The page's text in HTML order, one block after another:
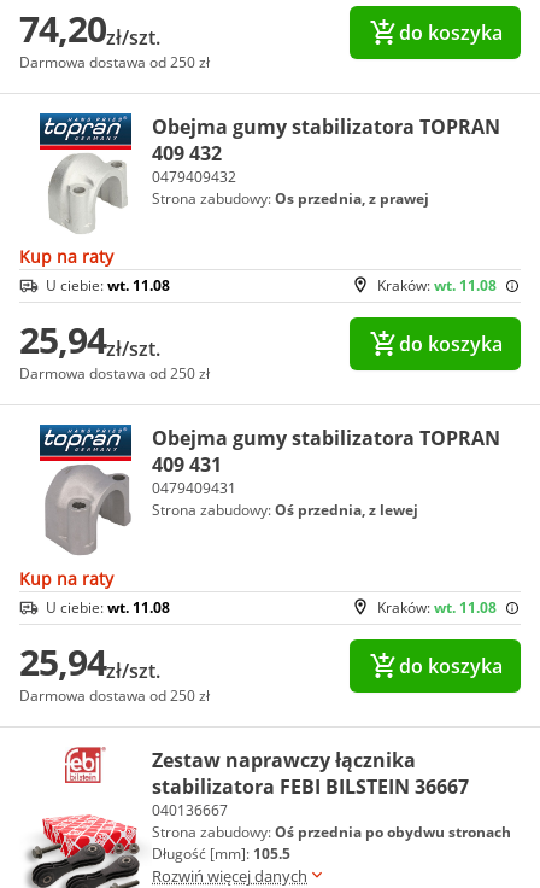
74,20zł/szt.
Darmowa dostawa od 250 zł
do koszyka
Obejma gumy stabilizatora TOPRAN
409 432
0479409432
Strona zabudowy:Os przednia, z prawej
Kup na raty
Kraków:wt. 11.08
U ciebie:wt. 11.08
25,94zł/szt.
Darmowa dostawa od 250 zł
do koszyka
Obejma gumy stabilizatora TOPRAN
409 431
0479409431
Strona zabudowy:Oś przednia, z lewej
Kup na raty
Kraków:wt. 11.08
U ciebie:wt. 11.08
25,94zł/szt.
Darmowa dostawa od 250 zł
do koszyka
Zestaw naprawczy łącznika
stabilizatora FEBI BILSTEIN 36667
040136667
Strona zabudowy:Oś przednia po obydwu stronach
Długość [mm]: 105.5
Rozwiń więcej danych